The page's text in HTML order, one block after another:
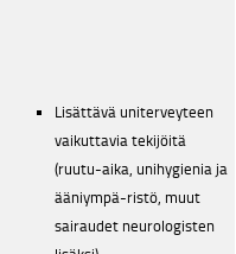
Lisättävä uniterveyteen
vaikuttavia tekijöitä
(ruutu-aika, unihygienia ja
ääniympä-ristö, muut
sairaudet neurologisten